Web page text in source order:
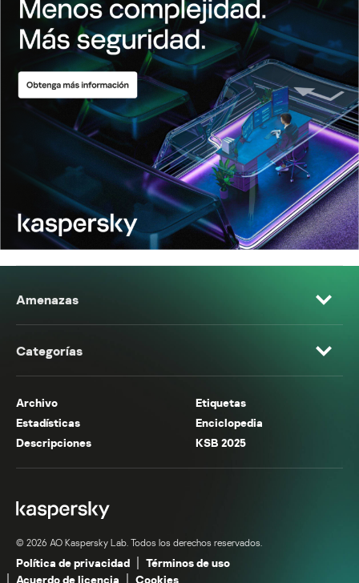
Amenazas
Categorías
Archivo
Etiquetas
Estadísticas
Enciclopedia
Descripciones
KSB 2025
© 2026 AO Kaspersky Lab. Todos los derechos reservados.
Política de privacidad
Términos de uso
Acuerdo de licencia
Cookies